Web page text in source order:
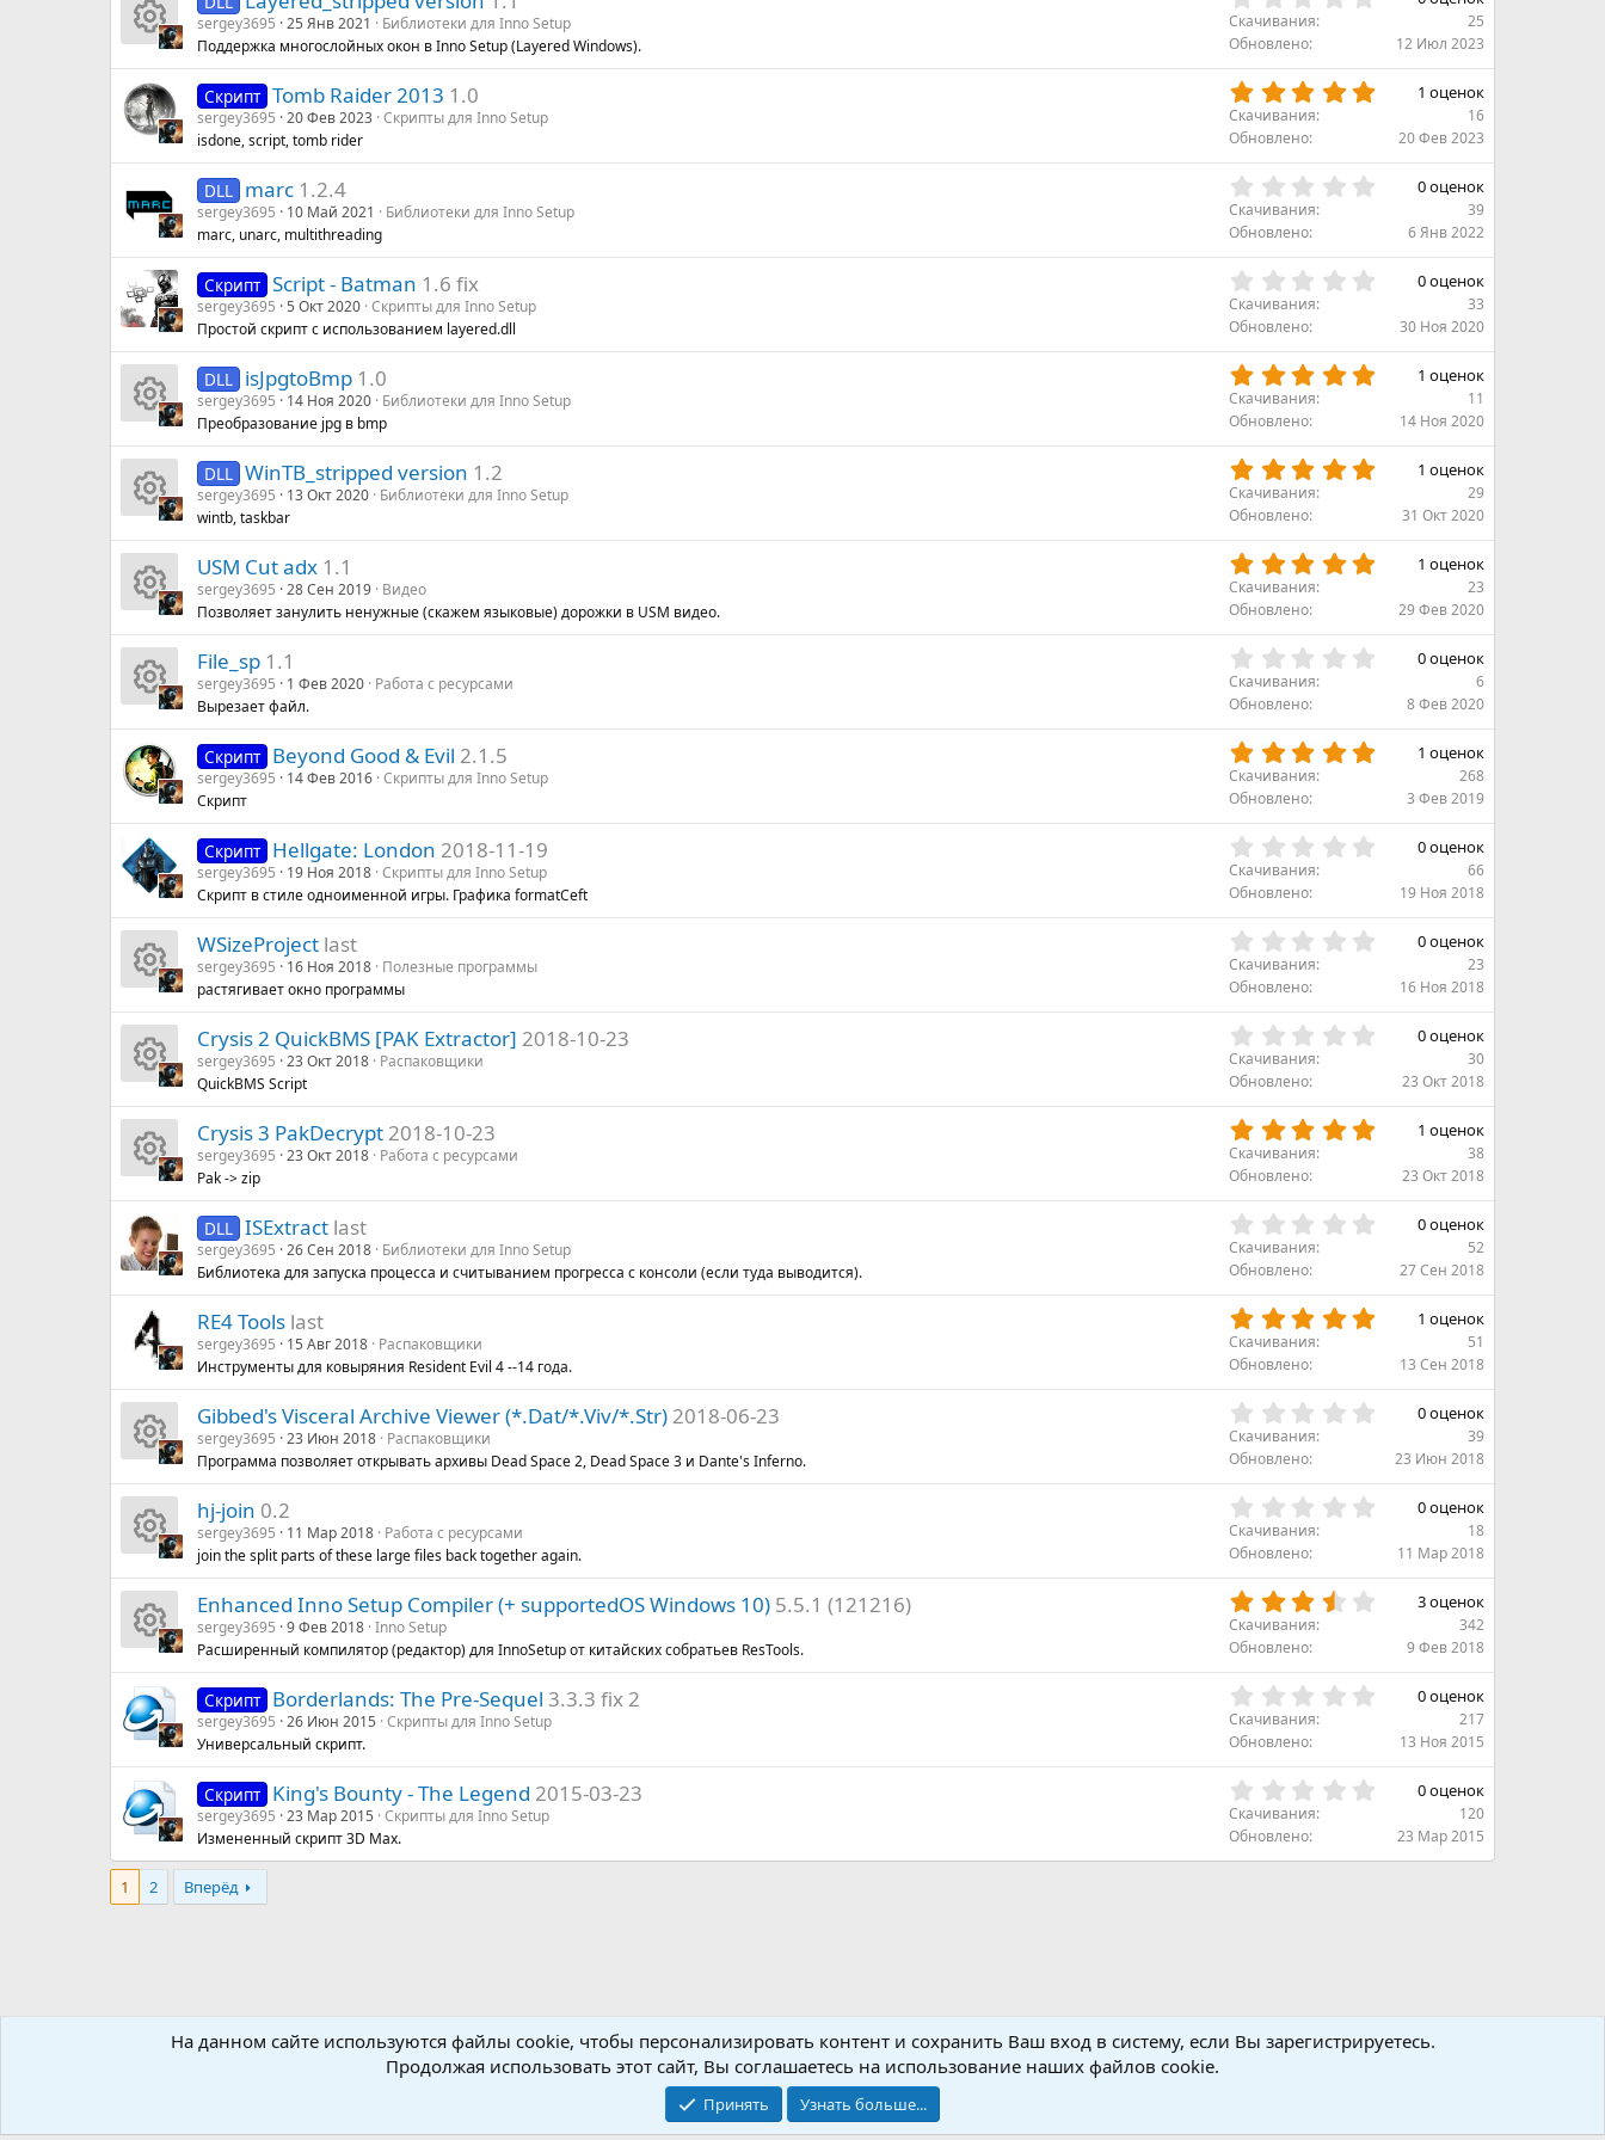
И
к
о
н
к
а
р
е
су
р
с
а
sergey3695 25 Янв 2021
Библиотеки для Inno Setup
Поддержка многослойных окон в Inno Setup (Layered Windows).
0
д
Скачивания
25
Обновлено
12 Июл 2023
Скрипт Tomb Raider 2013 1.0
sergey3695 20 Фев 2023 Скрипты для Inno Setup
isdone, script, tomb rider
0
д
1 оценок
Скачивания
16
Обновлено
20 Фев 2023
DLL marc 1.2.4
sergey3695 10 Май 2021
Библиотеки для Inno Setup
marc, unarc, multithreading
0
д
0 оценок
Скачивания
39
Обновлено
6 Янв 2022
Скрипт Script - Batman 1.6 fix
sergey3695 5 Окт 2020 Скрипты для Inno Setup
Простой скрипт с использованием layered.dll
0
д
0 оценок
Скачивания
33
Обновлено
30 Ноя 2020
И
к
о
н
к
а
р
е
су
р
с
а
DLL isJpgtoBmp 1.0
sergey3695 14 Ноя 2020 Библиотеки для Inno Setup
Преобразование jpg в bmp
0
д
1 оценок
Скачивания
11
Обновлено
14 Ноя 2020
И
к
о
н
к
а
р
е
су
р
с
а
DLL WinTB_stripped version 1.2
sergey3695 13 Окт 2020 Библиотеки для Inno Setup
wintb, taskbar
0
д
1 оценок
Скачивания
29
Обновлено
31 Окт 2020
И
к
о
н
к
а
р
е
су
р
с
а
USM Cut adx 1.1
sergey3695 28 Сен 2019 Видео
Позволяет занулить ненужные (скажем языковые) дорожки в USM видео.
0
д
1 оценок
Скачивания
23
Обновлено
29 Фев 2020
И
к
о
н
к
а
р
е
су
р
с
а
File_sp 1.1
sergey3695 1 Фев 2020 Работа с ресурсами
Вырезает файл.
0
д
0 оценок
Скачивания
6
Обновлено
8 Фев 2020
Скрипт Beyond Good & Evil 2.1.5
sergey3695 14 Фев 2016 Скрипты для Inno Setup
Скрипт
0
д
1 оценок
Скачивания
268
Обновлено
3 Фев 2019
Скрипт Hellgate: London 2018-11-19
sergey3695 19 Ноя 2018 Скрипты для Inno Setup
Скрипт в стиле одноименной игры. Графика formatCeft
0
д
0 оценок
Скачивания
66
Обновлено
19 Ноя 2018
И
к
о
н
к
а
р
е
су
р
с
а
WSizeProject last
sergey3695 16 Ноя 2018 Полезные программы
растягивает окно программы
0
д
0 оценок
Скачивания
23
Обновлено
16 Ноя 2018
И
к
о
н
к
а
р
е
су
р
с
а
Crysis 2 QuickBMS [PAK Extractor] 2018-10-23
sergey3695 23 Окт 2018 Распаковщики
QuickBMS Script
0
д
0 оценок
Скачивания
30
Обновлено
23 Окт 2018
И
к
о
н
к
а
р
е
су
р
с
а
Crysis 3 PakDecrypt 2018-10-23
sergey3695 23 Окт 2018 Работа с ресурсами
Pak -> zip
0
д
1 оценок
Скачивания
38
Обновлено
23 Окт 2018
DLL ISExtract last
sergey3695 26 Сен 2018 Библиотеки для Inno Setup
Библиотека для запуска процесса и считыванием прогресса с консоли (если туда выводится).
0
д
0 оценок
Скачивания
52
Обновлено
27 Сен 2018
RE4 Tools last
sergey3695 15 Авг 2018 Распаковщики
Инструменты для ковыряния Resident Evil 4 --14 года.
0
д
1 оценок
Скачивания
51
Обновлено
13 Сен 2018
И
к
о
н
к
а
р
е
су
р
а
Gibbed's Visceral Archive Viewer (*.Dat/*.Viv/*.Str) 2018-06-23
sergey3695 23 Июн 2018 Распаковщики
Программа позволяет открывать архивы Dead Space 2, Dead Space 3 и Dante's Inferno.
0
д
0 оценок
Скачивания
39
Обновлено
23 Июн 2018
И
к
о
н
к
а
р
е
р
hj-join 0.2
sergey3695 11 Мар 2018 Работа с ресурсами
join the split parts of these large files back together again.
0
д
0 оценок
Скачивания
18
Обновлено
11 Мар 2018
И
к
о
н
к
а
е
Enhanced Inno Setup Compiler (+ supportedOS Windows 10) 5.5.1 (121216)
sergey3695 9 Фев 2018 Inno Setup
Расширенный компилятор (редактор) для InnoSetup от китайских собратьев ResTools.
7
д
3 оценок
Скачивания
342
Обновлено
9 Фев 2018
Скрипт Borderlands: The Pre-Sequel 3.3.3 fix 2
sergey3695 26 Июн 2015 Скрипты для Inno Setup
Универсальный скрипт.
0
д
0 оценок
Скачивания
217
Обновлено
13 Ноя 2015
Скрипт King's Bounty - The Legend 2015-03-23
sergey3695 23 Мар 2015 Скрипты для Inno Setup
Измененный скрипт 3D Max.
0
0 оценок
Скачивания
120
Обновлено
23 Мар 2015
1 2 Вперёд
Ресурсы
Обратная связь
На данном сайте используются файлы cookie, чтобы персонализировать контент и сохранить Ваш вход в систему, если Вы зарегистрируетесь.
Продолжая использовать этот сайт, Вы соглашаетесь на использование наших файлов cookie.
Принять Узнать больше...